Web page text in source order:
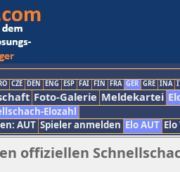
CZE DEN ENG ESP FAI FIN FRA GER GRE INA
Foto-Galerie Meldekartei
Elozahl
AUT Spieler anmelden Elo AUT
offiziellen